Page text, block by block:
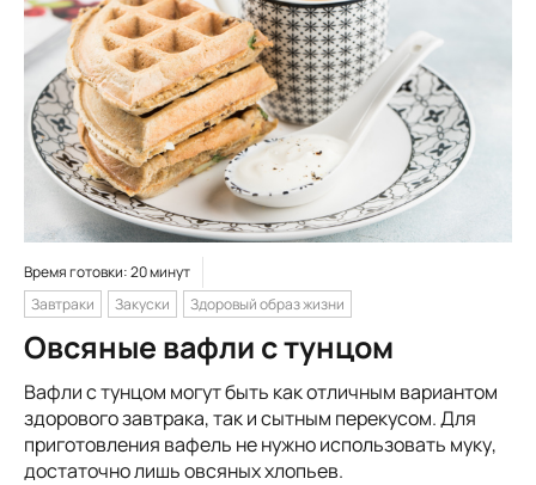
Время готовки: 20 минут
Завтраки
Закуски Здоровый образ жизни
Овсяные вафли с тунцом
Вафли с тунцом могут быть как отличным вариантом
здорового завтрака, так и сытным перекусом. Для
приготовления вафель не нужно использовать муку,
достаточно лишь овсяных хлопьев.